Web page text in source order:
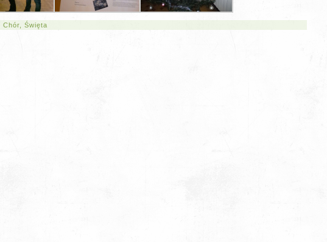
Chór Święta